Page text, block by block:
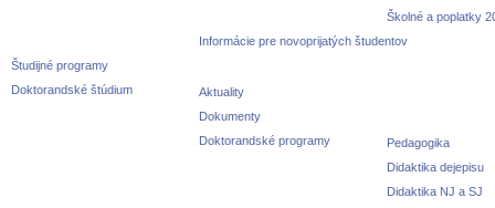
Školné a poplatky
Informácie pre novoprijatých študentov
Študijné programy
Doktorandské štúdium
Aktuality
Dokumenty
Doktorandské programy
Pedagogika
Didaktika dejepisu
Didaktika NJ a SJ